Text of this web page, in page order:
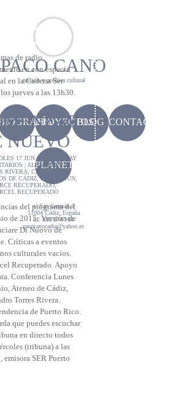
PACO CANO
gestión y política cultural
PROYECTOS
BLOG CONTACTO
PLANETACÁDIZ
c/ San Germán 3
11004 Cádiz, España
tlf: 856 174 984
pacocanocadiz@yahoo.es
de radio,
en con espacio
en la Cadena Ser
jueves a las 13h30.
NUEVO
17 JUN 2015 |
NO HAY
| ALEJANDRO
RIVERA
CRÍTICA
DE CÁDIZ,PROCOMÚN
RECUPERADO,
RECUPERADO
del programa del
de 2015: Versión de
Di Nuovo de
Críticas a eventos
culturales vacíos.
Recuperado. Apoyo
Conferencia Lunes
Ateneo de Cádiz,
Torres Rivera.
de Puerto Rico.
que puedes escuchar
en directo todos
(tribuna) a las
emisora SER Puerto